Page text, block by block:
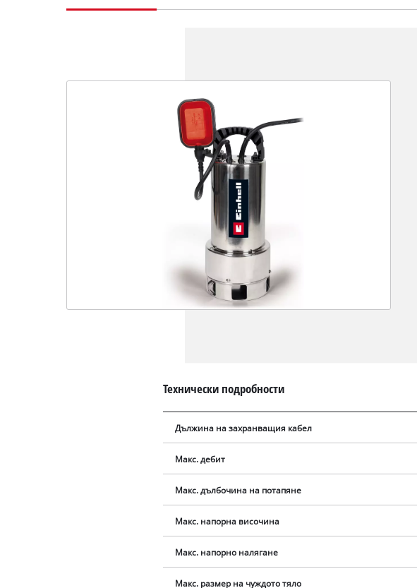
Технически подробности
Дължина на захранващия кабел
Макс. дебит
Макс. дълбочина на потапяне
Макс. напорна височина
Макс. напорно налягане
Макс. размер на чуждото тяло